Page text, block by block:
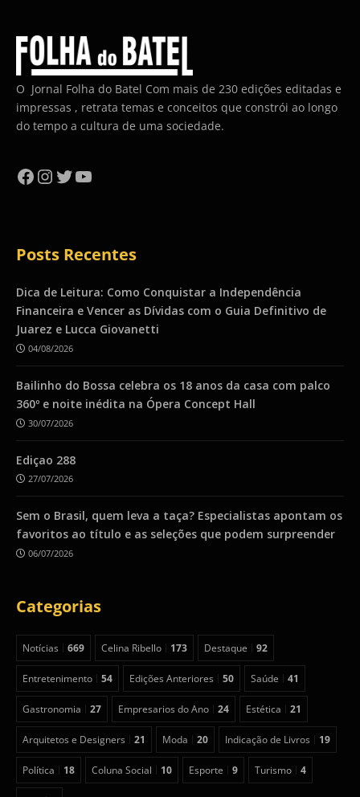
O Jornal Folha do Batel Com mais de 230 edições editadas e
impressas , retrata temas e conceitos que constrói ao longo
do tempo a cultura de uma sociedade.
Facebook
Instagram
Twitter
YouTube
Posts Recentes
Dica de Leitura: Como Conquistar a Independência
Financeira e Vencer as Dívidas com o Guia Definitivo de
Juarez e Lucca Giovanetti
04/08/2026
Bailinho do Bossa celebra os 18 anos da casa com palco
360º e noite inédita na Ópera Concept Hall
30/07/2026
Ediçao 288
27/07/2026
Sem o Brasil, quem leva a taça? Especialistas apontam os
favoritos ao título e as seleções que podem surpreender
06/07/2026
Categorias
Notícias 669 Celina Ribello 173 Destaque 92
Entretenimento 54 Edições Anteriores 50 Saúde 41
Gastronomia 27 Empresarios do Ano 24 Estética 21
Arquitetos e Designers 21 Moda 20 Indicação de Livros 19
Política 18 Coluna Social 10 Esporte 9 Turismo 4